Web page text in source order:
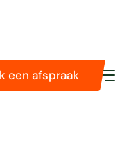
een afspraak
af? (en